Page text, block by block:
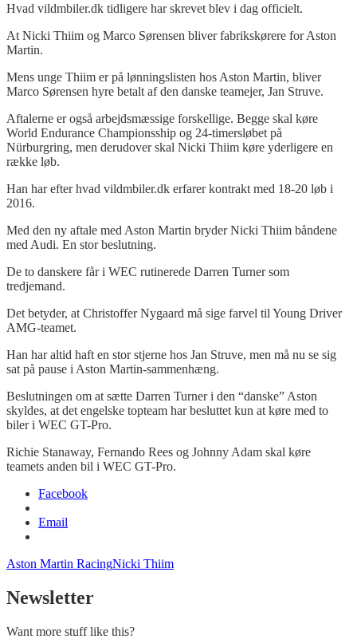
Hvad vildmbiler.dk tidligere har skrevet blev i dag officielt.
At Nicki Thiim og Marco Sørensen bliver fabrikskørere for Aston
Martin.
Mens unge Thiim er på lønningslisten hos Aston Martin, bliver
Marco Sørensen hyre betalt af den danske teamejer, Jan Struve.
Aftalerne er også arbejdsmæssige forskellige. Begge skal køre
World Endurance Championsship og 24-timersløbet på
Nürburgring, men derudover skal Nicki Thiim køre yderligere en
række løb.
Han har efter hvad vildmbiler.dk erfarer kontrakt med 18-20 løb i
2016.
Med den ny aftale med Aston Martin bryder Nicki Thiim båndene
med Audi. En stor beslutning.
De to danskere får i WEC rutinerede Darren Turner som
tredjemand.
Det betyder, at Christoffer Nygaard må sige farvel til Young Driver
AMG-teamet.
Han har altid haft en stor stjerne hos Jan Struve, men må nu se sig
sat på pause i Aston Martin-sammenhæng.
Beslutningen om at sætte Darren Turner i den “danske” Aston
skyldes, at det engelske topteam har besluttet kun at køre med to
biler i WEC GT-Pro.
Richie Stanaway, Fernando Rees og Johnny Adam skal køre
teamets anden bil i WEC GT-Pro.
Facebook
Email
Aston Martin RacingNicki Thiim
Newsletter
Want more stuff like this?